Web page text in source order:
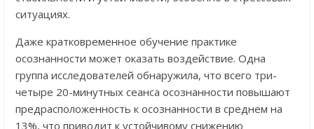
ситуациях.
Даже кратковременное обучение практике
осознанности может оказать воздействие. Одна
группа исследователей обнаружила, что всего три-
четыре 20-минутных сеанса осознанности повышают
предрасположенность к осознанности в среднем на
13%, что приводит к устойчивому снижению